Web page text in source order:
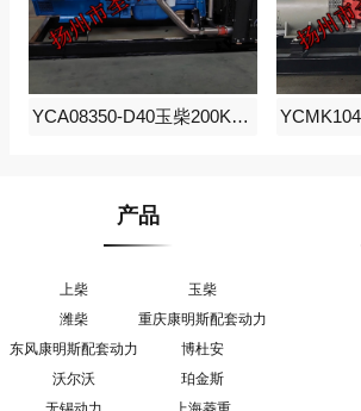
YCA08350-D40玉柴200KW柴油发电机组
产品
上柴
玉柴
潍柴
重庆康明斯配套动力
东风康明斯配套动力
博杜安
沃尔沃
珀金斯